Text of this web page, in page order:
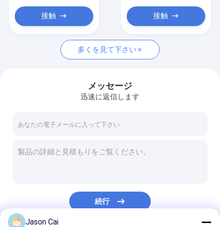
多接触デジタル表記
屋外 LCD デジタルの表記
デジタル サイネージ キオスク
デジタル表記のビデオ壁
相互多接触テーブル
接触 接触
多くを見て下さい
メッセージ
迅速に返信します
続行
Jason Cai